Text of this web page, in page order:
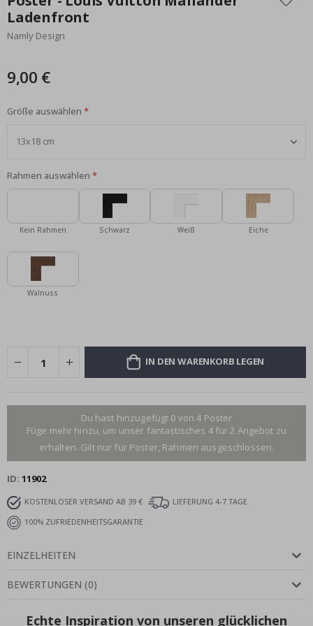
der
Bildgalerie
springen
Ladenfront
Namly Design
9,00 €
Größe auswählen
Rahmen auswählen
Kein Rahmen Schwarz Weiß Eiche
Walnuss
IN DEN WARENKORB LEGEN
Du hast hinzugefügt 0 von 4 Poster
Füge mehr hinzu, um unser fantastisches 4 für 2 Angebot zu
erhalten. Gilt nur für Poster, Rahmen ausgeschlossen.
ID 11902
KOSTENLOSER VERSAND AB 39 €
LIEFERUNG 4-7 TAGE
100% ZUFRIEDENHEITSGARANTIE
EINZELHEITEN
BEWERTUNGEN (0)
Echte Inspiration von unseren glücklichen